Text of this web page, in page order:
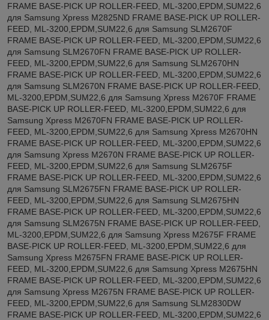
FRAME BASE-PICK UP ROLLER-FEED, ML-3200,EPDM,SUM22,6
для Samsung Xpress M2825ND FRAME BASE-PICK UP ROLLER-
FEED, ML-3200,EPDM,SUM22,6 для Samsung SLM2670F
FRAME BASE-PICK UP ROLLER-FEED, ML-3200,EPDM,SUM22,6
для Samsung SLM2670FN FRAME BASE-PICK UP ROLLER-
FEED, ML-3200,EPDM,SUM22,6 для Samsung SLM2670HN
FRAME BASE-PICK UP ROLLER-FEED, ML-3200,EPDM,SUM22,6
для Samsung SLM2670N FRAME BASE-PICK UP ROLLER-FEED,
ML-3200,EPDM,SUM22,6 для Samsung Xpress M2670F FRAME
BASE-PICK UP ROLLER-FEED, ML-3200,EPDM,SUM22,6 для
Samsung Xpress M2670FN FRAME BASE-PICK UP ROLLER-
FEED, ML-3200,EPDM,SUM22,6 для Samsung Xpress M2670HN
FRAME BASE-PICK UP ROLLER-FEED, ML-3200,EPDM,SUM22,6
для Samsung Xpress M2670N FRAME BASE-PICK UP ROLLER-
FEED, ML-3200,EPDM,SUM22,6 для Samsung SLM2675F
FRAME BASE-PICK UP ROLLER-FEED, ML-3200,EPDM,SUM22,6
для Samsung SLM2675FN FRAME BASE-PICK UP ROLLER-
FEED, ML-3200,EPDM,SUM22,6 для Samsung SLM2675HN
FRAME BASE-PICK UP ROLLER-FEED, ML-3200,EPDM,SUM22,6
для Samsung SLM2675N FRAME BASE-PICK UP ROLLER-FEED,
ML-3200,EPDM,SUM22,6 для Samsung Xpress M2675F FRAME
BASE-PICK UP ROLLER-FEED, ML-3200,EPDM,SUM22,6 для
Samsung Xpress M2675FN FRAME BASE-PICK UP ROLLER-
FEED, ML-3200,EPDM,SUM22,6 для Samsung Xpress M2675HN
FRAME BASE-PICK UP ROLLER-FEED, ML-3200,EPDM,SUM22,6
для Samsung Xpress M2675N FRAME BASE-PICK UP ROLLER-
FEED, ML-3200,EPDM,SUM22,6 для Samsung SLM2830DW
FRAME BASE-PICK UP ROLLER-FEED, ML-3200,EPDM,SUM22,6